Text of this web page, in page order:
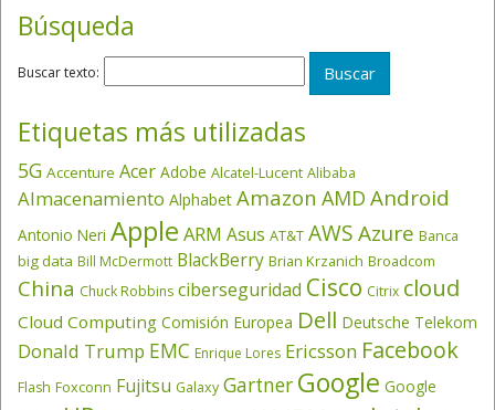
Búsqueda
Buscar texto:
Etiquetas más utilizadas
5G Accenture Acer Adobe Alcatel-Lucent Alibaba
Almacenamiento Alphabet Amazon AMD Android
Antonio Neri Apple ARM Asus AT&T AWSAzure Banca
big data Bill McDermott BlackBerry Brian Krzanich Broadcom
China Chuck Robbins ciberseguridad Cisco Citrix cloud
Cloud Computing Comisión Europea Dell Deutsche Telekom
Donald Trump EMC Enrique Lores Ericsson Facebook
Flash Foxconn Fujitsu Galaxy Gartner Google Google